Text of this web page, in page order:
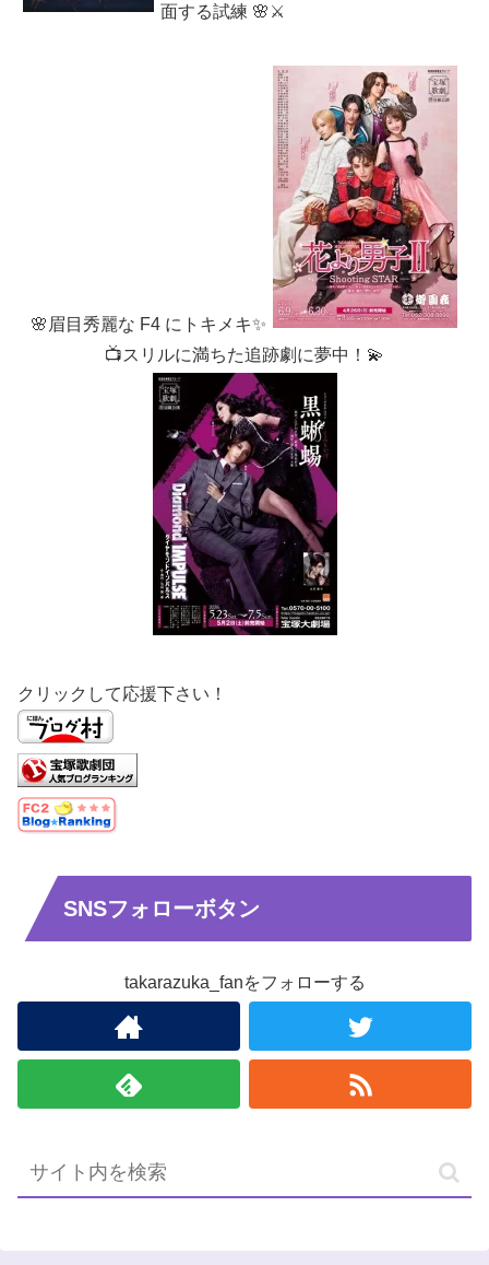
面する試練 🌸⚔️
🌸眉目秀麗な F4 にトキメキ✨
📺スリルに満ちた追跡劇に夢中！💫
クリックして応援下さい！
SNSフォローボタン
takarazuka_fanをフォローする